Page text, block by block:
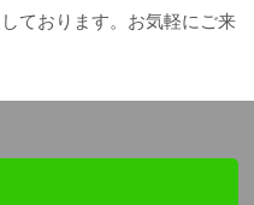
ております。お気軽にご来